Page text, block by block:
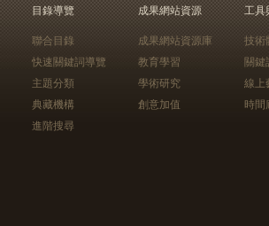
目錄導覽
聯合目錄
快速關鍵詞導覽
主題分類
典藏機構
進階搜尋
成果網站資源
成果網站資源庫
教育學習
學術研究
創意加值
工具
技術
關鍵
線上
時間